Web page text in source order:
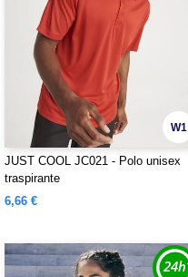
W1
JUST COOL JC021 - Polo unisex
traspirante
6,66 €